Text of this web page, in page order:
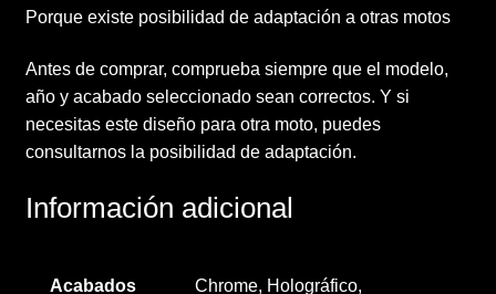
Porque existe posibilidad de adaptación a otras motos
Antes de comprar, comprueba siempre que el modelo,
año y acabado seleccionado sean correctos. Y si
necesitas este diseño para otra moto, puedes
consultarnos la posibilidad de adaptación.
Información adicional
Acabados
Chrome, Holográfico,